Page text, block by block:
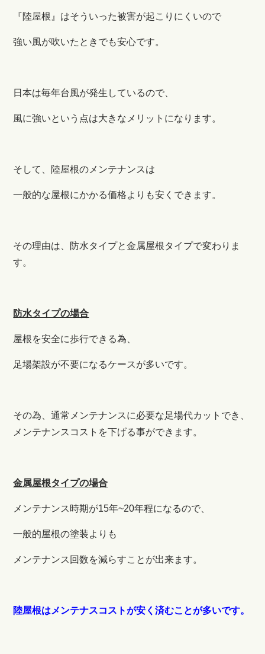
『陸屋根』はそういった被害が起こりにくいので
強い風が吹いたときでも安心です。
日本は毎年台風が発生しているので、
風に強いという点は大きなメリットになります。
そして、陸屋根のメンテナンスは
一般的な屋根にかかる価格よりも安くできます。
その理由は、防水タイプと金属屋根タイプで変わりま
す。
防水タイプの場合
屋根を安全に歩行できる為、
足場架設が不要になるケースが多いです。
その為、通常メンテナンスに必要な足場代カットでき、
メンテナンスコストを下げる事ができます。
金属屋根タイプの場合
メンテナンス時期が15年~20年程になるので、
一般的屋根の塗装よりも
メンテナンス回数を減らすことが出来ます。
陸屋根はメンテナスコストが安く済むことが多いです。